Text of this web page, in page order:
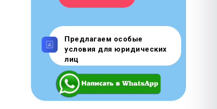
Предлагаем особые
условия для юридических
лиц